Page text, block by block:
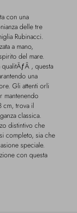
con una
delle tre
Rubinacci.
a mano,
del mare.
qualitÃƒÂ , questa
una
Gli attenti orli
mantenendo
cm, trova il
classica.
distintivo che
completo, sia che
speciale.
con questa